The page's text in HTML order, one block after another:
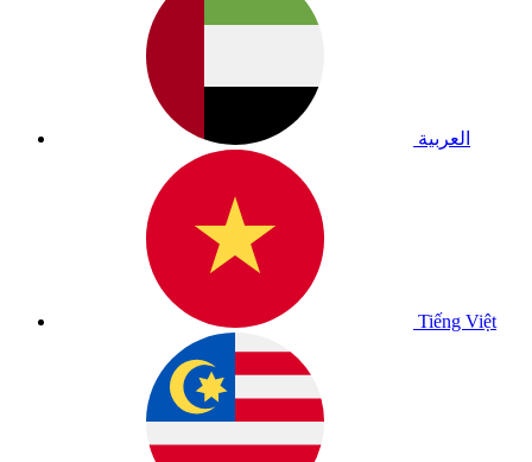
العربية
Tiếng Việt